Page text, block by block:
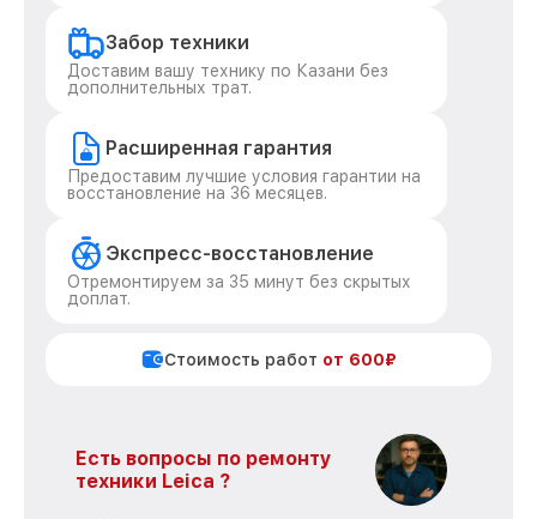
Забор техники
Доставим вашу технику по Казани без
дополнительных трат.
Расширенная гарантия
Предоставим лучшие условия гарантии на
восстановление на 36 месяцев.
Экспресс-восстановление
Отремонтируем за 35 минут без скрытых
доплат.
Стоимость работ от 600₽
Есть вопросы по ремонту
техники Leica ?